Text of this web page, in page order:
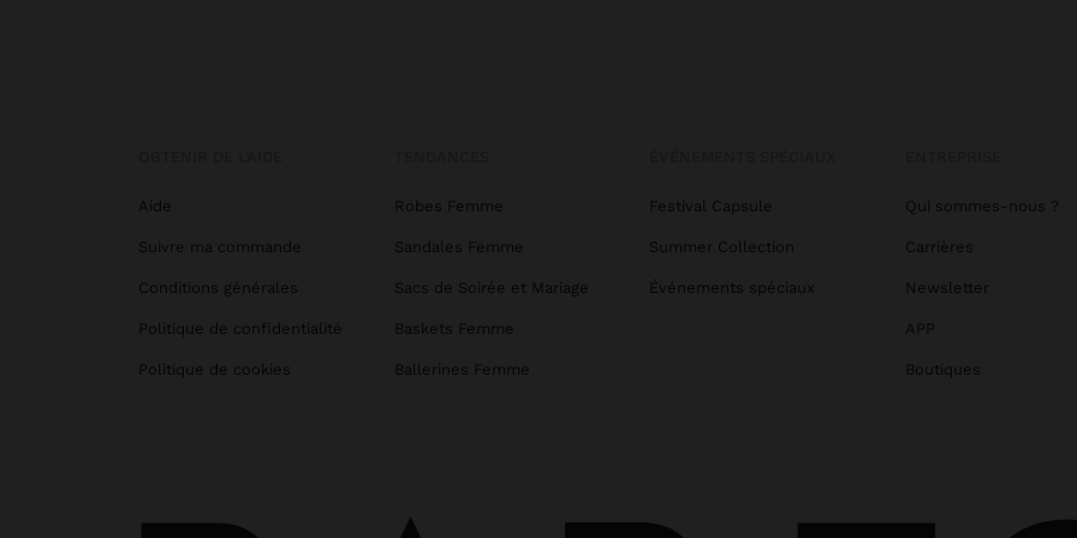
Aide
Suivre ma commande
Conditions générales
Politique de confidentialité
Politique de cookies
Robes Femme
Sandales Femme
Sacs de Soirée et Mariage
Baskets Femme
Ballerines Femme
Festival Capsule
Summer Collection
Événements spéciaux
Qui sommes-nous ?
Carrières
Newsletter
APP
Boutiques